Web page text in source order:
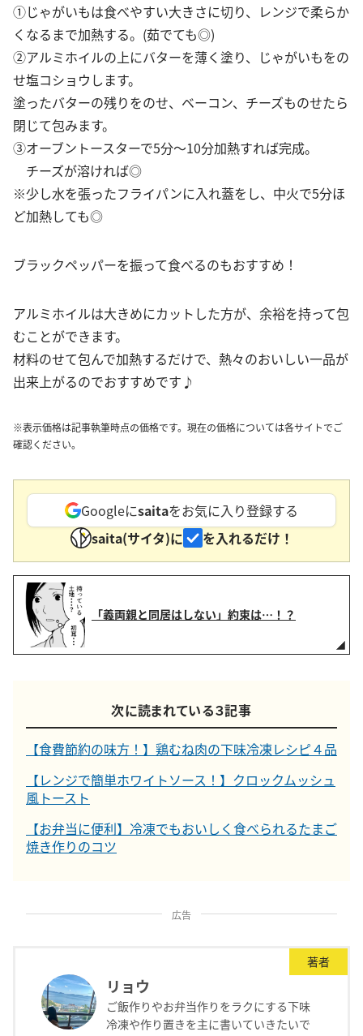
①じゃがいもは食べやすい大きさに切り、レンジで柔らか
くなるまで加熱する。(茹でても◎)
②アルミホイルの上にバターを薄く塗り、じゃがいもをの
せ塩コショウします。
塗ったバターの残りをのせ、ベーコン、チーズものせたら
閉じて包みます。
③オーブントースターで5分〜10分加熱すれば完成。
チーズが溶ければ◎
※少し水を張ったフライパンに入れ蓋をし、中火で5分ほ
ど加熱しても◎
ブラックペッパーを振って食べるのもおすすめ！
アルミホイルは大きめにカットした方が、余裕を持って包
むことができます。
材料のせて包んで加熱するだけで、熱々のおいしい一品が
出来上がるのでおすすめです♪
※表示価格は記事執筆時点の価格です。現在の価格については各サイトでご
確認ください。
Googleにsaitaをお気に入り登録する
saita(サイタ)に
を入れるだけ！
「義両親と同居はしない」約束は…！？
次に読まれている３記事
【食費節約の味方！】鶏むね肉の下味冷凍レシピ４品
【レンジで簡単ホワイトソース！】クロックムッシュ
風トースト
【お弁当に便利】冷凍でもおいしく食べられるたまご
焼き作りのコツ
広告
著者
リョウ
ご飯作りやお弁当作りをラクにする下味
冷凍や作り置きを主に書いていきたいで